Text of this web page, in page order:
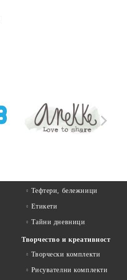
Тефтери, бележници
Етикети
Тайни дневници
Творчество и креативност
Творчески комплекти
Рисувателни комплекти